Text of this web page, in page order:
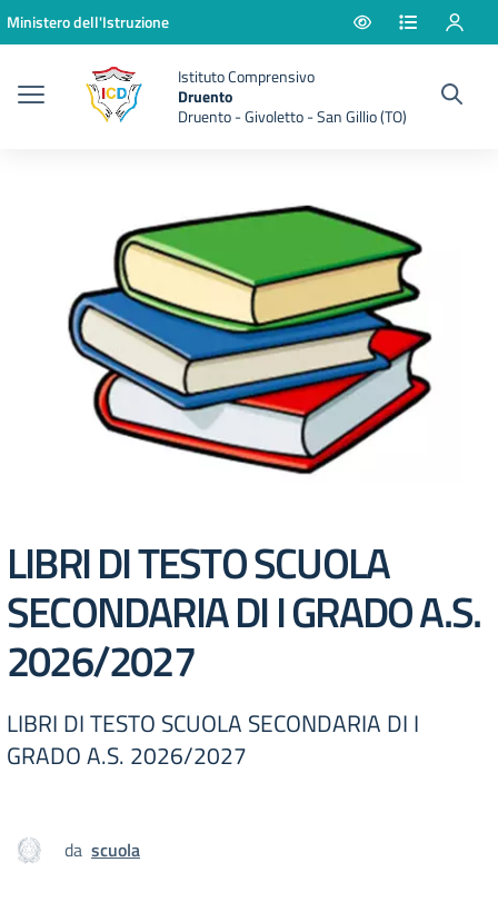
Vai ai contenuti
Vai al menu di navigazione
Vai al footer
Ministero dell'Istruzione
Istituto Comprensivo
Druento
Druento - Givoletto - San Gillio (TO)
LIBRI DI TESTO SCUOLA
SECONDARIA DI I GRADO A.S.
2026/2027
LIBRI DI TESTO SCUOLA SECONDARIA DI I
GRADO A.S. 2026/2027
da scuola